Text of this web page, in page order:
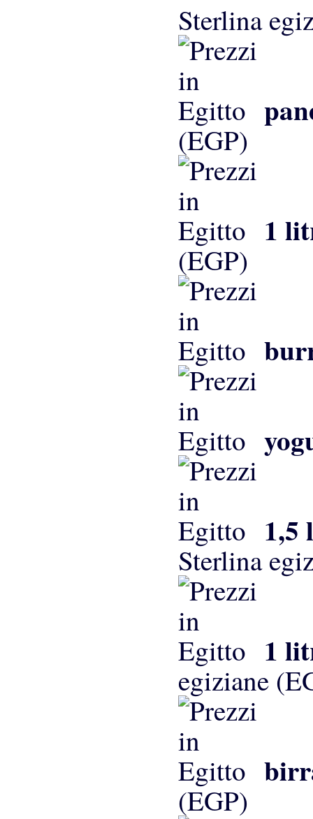
Sterlina
(EGP)
1
(EGP)
1,5
Sterlina
1
egiziane
(EGP)